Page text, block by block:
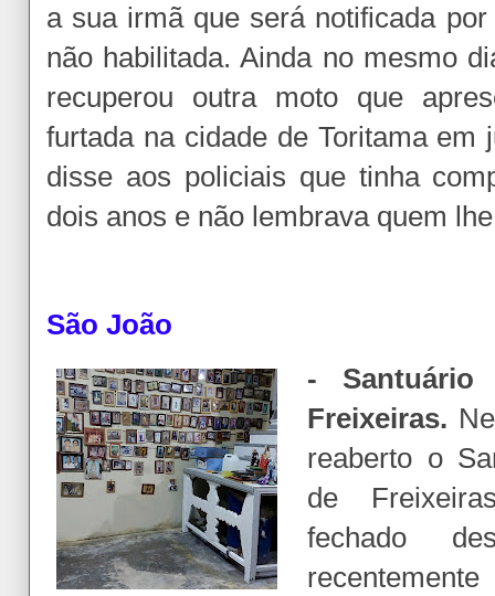
a sua irmã que será notificada
não habilitada. Ainda no mesmo
recuperou outra moto que
furtada na cidade de Toritama em
disse aos policiais que tinha
dois anos e não lembrava quem
São João
- Santuário
Freixeiras.
reaberto o
de
fechado